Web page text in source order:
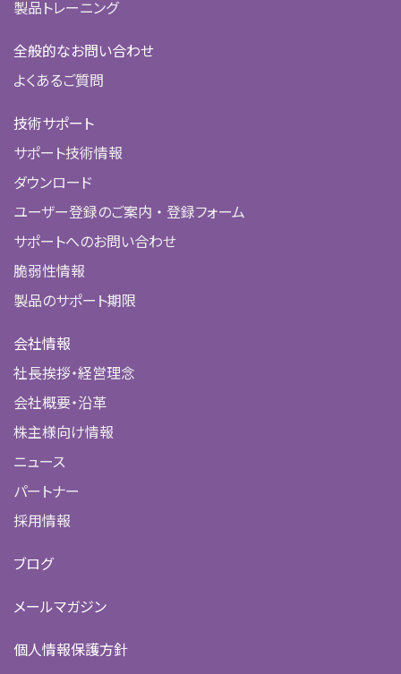
製品トレーニング
全般的なお問い合わせ
よくあるご質問
技術サポート
サポート技術情報
ダウンロード
ユーザー登録のご案内 ・ 登録フォーム
サポートへのお問い合わせ
脆弱性情報
製品のサポート期限
会社情報
社長挨拶・経営理念
会社概要・沿革
株主様向け情報
ニュース
パートナー
採用情報
ブログ
メールマガジン
個人情報保護方針